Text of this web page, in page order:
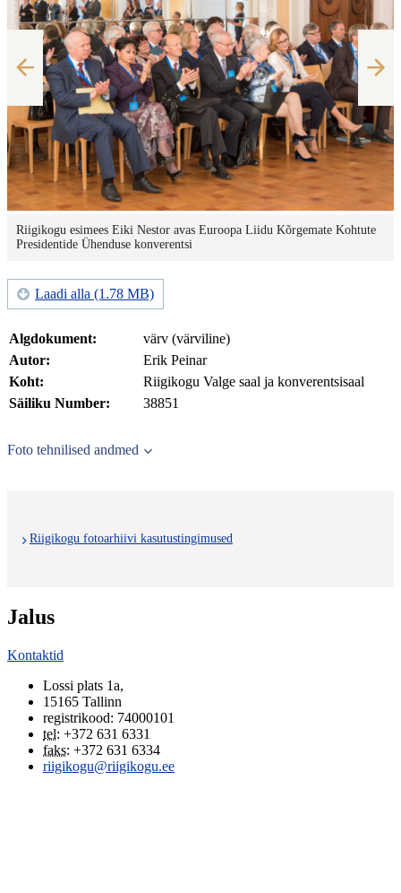
Riigikogu esimees Eiki Nestor avas Euroopa Liidu Kõrgemate Kohtute
Presidentide Ühenduse konverentsi
Laadi alla (1.78 MB)
Algdokument:
värv (värviline)
Autor:
Erik Peinar
Koht:
Riigikogu Valge saal ja konverentsisaal
Säiliku Number:
38851
Foto tehnilised andmed
Riigikogu fotoarhiivi kasutustingimused
Jalus
Kontaktid
Lossi plats 1a,
15165 Tallinn
registrikood: 74000101
tel: +372 631 6331
faks: +372 631 6334
riigikogu@riigikogu.ee